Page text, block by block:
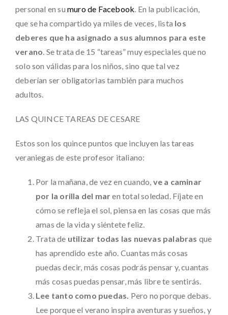
personal en su muro de Facebook . En la publicación,
que se ha compartido ya miles de veces, lista los
deberes que ha asignado a sus alumnos para este
verano . Se trata de 15 “tareas” muy especiales que no
solo son válidas para los niños, sino que tal vez
deberían ser obligatorias también para muchos
adultos.
LAS QUINCE TAREAS DE CESARE
Estos son los quince puntos que incluyen las tareas
veraniegas de este profesor italiano:
Por la mañana, de vez en cuando, ve a caminar
por la orilla del maren total soledad. Fíjate en
cómo se refleja el sol, piensa en las cosas que más
amas de la vida y siéntete feliz.
Trata de utilizar todas las nuevas palabras que
has aprendido este año. Cuantas más cosas
puedas decir, más cosas podrás pensar y, cuantas
más cosas puedas pensar, más libre te sentirás.
Lee tanto como puedas. Pero no porque debas.
Lee porque el verano inspira aventuras y sueños, y